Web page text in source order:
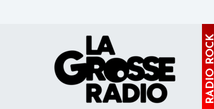
RADIO
ROCK